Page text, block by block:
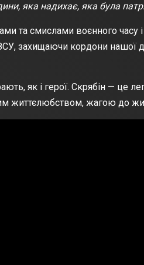
яка надихає, яка була
та смислами воєнного часу
ЗСУ, захищаючи кордони нашої
як і герої. Скрябін — це
життєлюбством, жагою до